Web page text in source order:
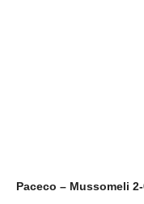
Paceco – Mussomeli